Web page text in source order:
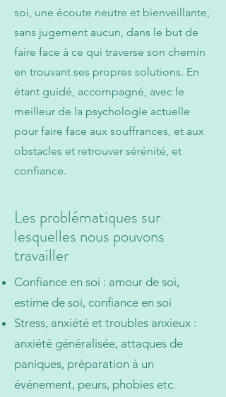
soi, une écoute neutre et bienveillante,
sans jugement aucun, dans le but de
faire face à ce qui traverse son chemin
en trouvant ses propres solutions. En
étant guidé, accompagné, avec le
meilleur de la psychologie actuelle
pour faire face aux souffrances, et aux
obstacles et retrouver sérénité, et
confiance.
Les problématiques sur
lesquelles nous pouvons
travailler
Confiance en soi : amour de soi,
estime de soi, confiance en soi
​Stress, anxiété et troubles anxieux :
anxiété généralisée, attaques de
paniques, préparation à un
événement, peurs, phobies etc.